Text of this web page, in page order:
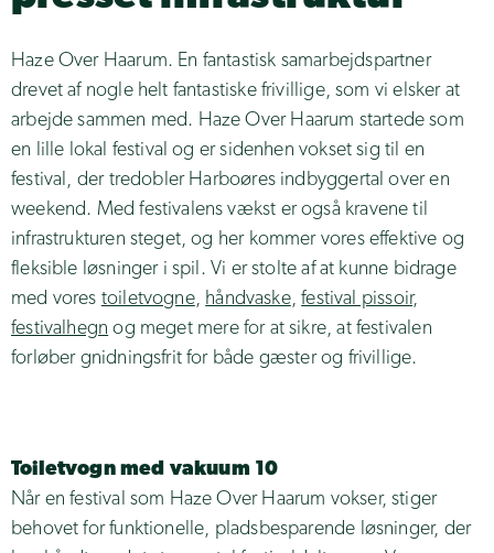
Trucks & lager
LED lystårn
Køle/Frys
Varmekanon
Polaris Ranger EV
Radio & teknik
Hjallerup Marked
Dana Cup
Musik i Lejet
Skive Festival
Ungdommens Folkemøde
Spot Festival
Haze Over Haarum
Alive Festival
Vildbjerg Cup
Haze Over Haarum. En fantastisk samarbejdspartner
drevet af nogle helt fantastiske frivillige, som vi elsker at
arbejde sammen med. Haze Over Haarum startede som
en lille lokal festival og er sidenhen vokset sig til en
festival, der tredobler Harboøres indbyggertal over en
weekend. Med festivalens vækst er også kravene til
infrastrukturen steget, og her kommer vores effektive og
fleksible løsninger i spil. Vi er stolte af at kunne bidrage
med vores toiletvogne, håndvaske,festival pissoir,
festivalhegn og meget mere for at sikre, at festivalen
forløber gnidningsfrit for både gæster og frivillige.
Toiletvogn med vakuum 10
Når en festival som Haze Over Haarum vokser, stiger
behovet for funktionelle, pladsbesparende løsninger, der